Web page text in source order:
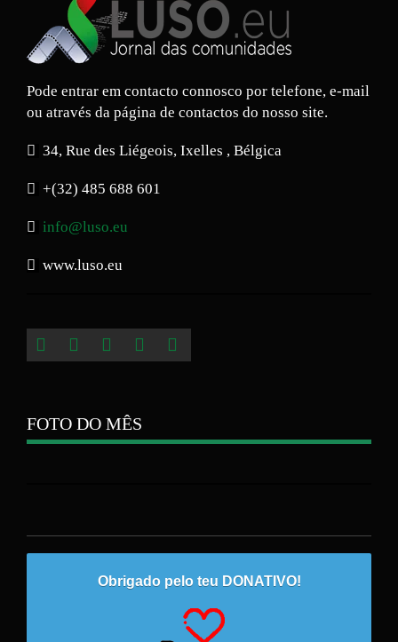
Pode entrar em contacto connosco por telefone, e-mail
ou através da página de contactos do nosso site.
34, Rue des Liégeois, Ixelles , Bélgica
+(32) 485 688 601
info@luso.eu
www.luso.eu
FOTO DO MÊS
Obrigado pelo teu DONATIVO!